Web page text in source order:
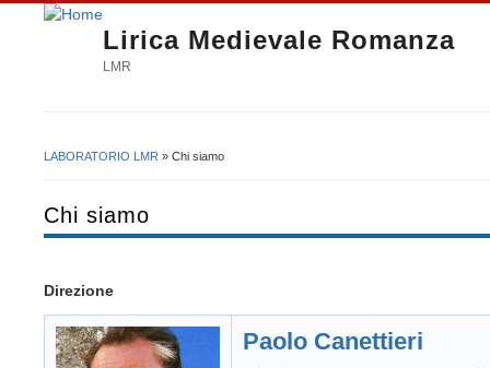
Lirica Medievale Romanza
LMR
LABORATORIO LMR » Chi siamo
Chi siamo
Direzione
Paolo Canettieri